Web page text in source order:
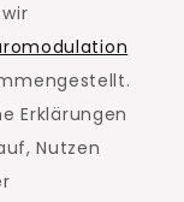
Erklärungen
Nutzen